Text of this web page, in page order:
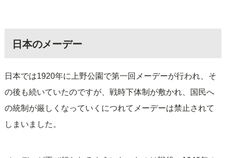
日本のメーデー
日本では1920年に上野公園で第一回メーデーが行われ、そ
の後も続いていたのですが、戦時下体制が敷かれ、国民へ
の統制が厳しくなっていくにつれてメーデーは禁止されて
しまいました。